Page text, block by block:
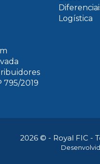
795/2019
Logística
2026 © - Royal FIC -